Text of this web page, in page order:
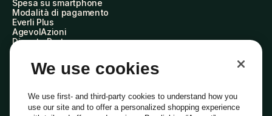
Spesa su smartphone
Modalità di pagamento
Everli Plus
AgevolAzioni
Diventa Partner
Everli Shoppers
About Us
Everli News
Domande frequenti
We use cookies
We use first- and third-party cookies to understand how you
use our site and to offer a personalized shopping experience